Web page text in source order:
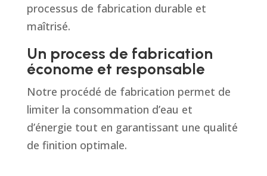
processus de fabrication durable et
maîtrisé.
Un process de fabrication
économe et responsable
Notre procédé de fabrication permet de
limiter la consommation d’eau et
d’énergie tout en garantissant une qualité
de finition optimale.